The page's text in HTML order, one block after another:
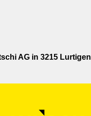
AG in 3215 Lurtigen